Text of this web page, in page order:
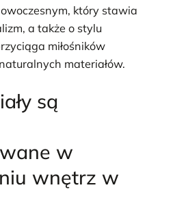
który stawia
a także o stylu
miłośników
materiałów.
są
w
wnętrz w